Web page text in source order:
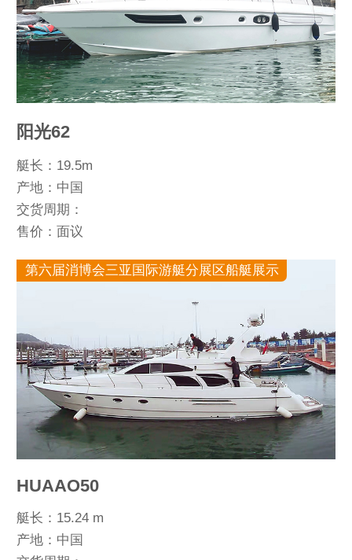
阳光62
艇长：19.5m
产地：中国
交货周期：
售价：面议
第六届消博会三亚国际游艇分展区船艇展示
HUAAO50
艇长：15.24 m
产地：中国